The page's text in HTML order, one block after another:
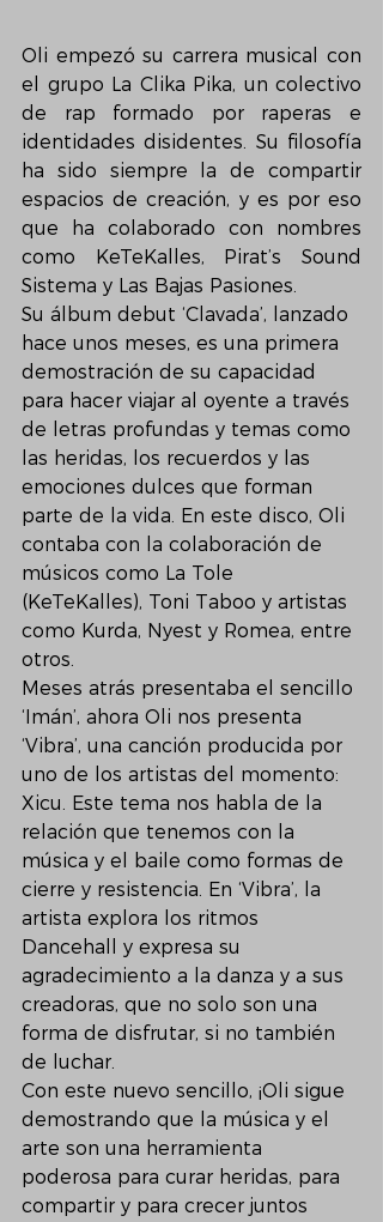
Oli empezó su carrera musical con
el grupo La Clika Pika, un colectivo
de rap formado por raperas e
identidades disidentes. Su filosofía
ha sido siempre la de compartir
espacios de creación, y es por eso
que ha colaborado con nombres
como KeTeKalles, Pirat’s Sound
Sistema y Las Bajas Pasiones.
Su álbum debut ‘Clavada’, lanzado
hace unos meses, es una primera
demostración de su capacidad
para hacer viajar al oyente a través
de letras profundas y temas como
las heridas, los recuerdos y las
emociones dulces que forman
parte de la vida. En este disco, Oli
contaba con la colaboración de
músicos como La Tole
(KeTeKalles), Toni Taboo y artistas
como Kurda, Nyest y Romea, entre
otros.
Meses atrás presentaba el sencillo
‘Imán’, ahora Oli nos presenta
‘Vibra’, una canción producida por
uno de los artistas del momento:
Xicu. Este tema nos habla de la
relación que tenemos con la
música y el baile como formas de
cierre y resistencia. En ‘Vibra’, la
artista explora los ritmos
Dancehall y expresa su
agradecimiento a la danza y a sus
creadoras, que no solo son una
forma de disfrutar, si no también
de luchar.
Con este nuevo sencillo, ¡Oli sigue
demostrando que la música y el
arte son una herramienta
poderosa para curar heridas, para
compartir y para crecer juntos